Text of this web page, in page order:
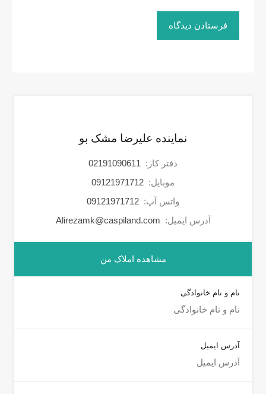
نماینده علیرضا مشک بو
دفتر کار: 02191090611
موبایل: 09121971712
واتس آپ: 09121971712
آدرس ایمیل: Alirezamk@caspiland.com
مشاهده املاک من
نام و نام خانوادگی
آدرس ایمیل